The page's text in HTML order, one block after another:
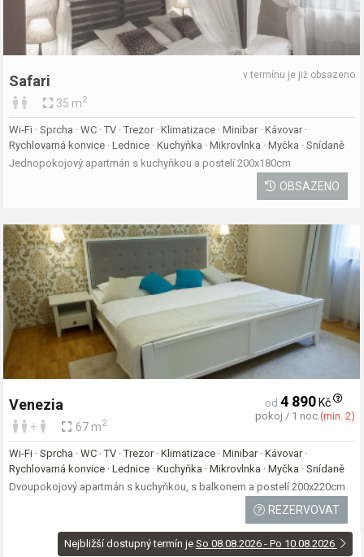
Safari
35 m2
v termínu je již obsazeno
Wi-Fi · Sprcha · WC · TV · Trezor · Klimatizace · Minibar · Kávovar ·
Rychlovarná konvice · Lednice · Kuchyňka · Mikrovlnka · Myčka · Snídaně
Jednopokojový apartmán s kuchyňkou a postelí 200x180cm
OBSAZENO
Venezia
+ 67 m2
od 4 890Kč
pokoj / 1 noc (min. 2)
Wi-Fi · Sprcha · WC · TV · Trezor · Klimatizace · Minibar · Kávovar ·
Rychlovarná konvice · Lednice · Kuchyňka · Mikrovlnka · Myčka · Snídaně
Dvoupokojový apartmán s kuchyňkou, s balkonem a postelí 200x220cm
REZERVOVAT
Nejbližší dostupný termín je So 08.08.2026 - Po 10.08.2026